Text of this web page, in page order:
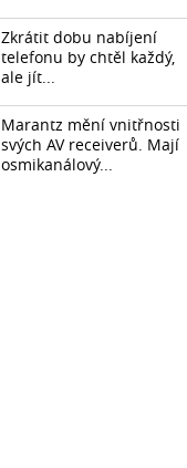
Zkrátit dobu nabíjení
telefonu by chtěl každý,
ale jít...
Marantz mění vnitřnosti
svých AV receiverů. Mají
osmikanálový...